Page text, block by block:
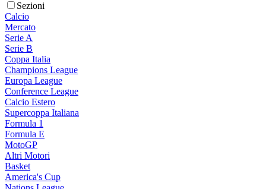
Sezioni
Calcio
Mercato
Serie A
Serie B
Coppa Italia
Champions League
Europa League
Conference League
Calcio Estero
Supercoppa Italiana
Formula 1
Formula E
MotoGP
Altri Motori
Basket
America's Cup